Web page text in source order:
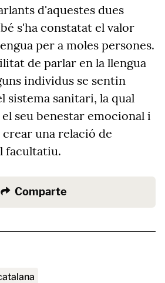
d'aquestes dues
s'ha constatat el valor
per a moles persones.
de parlar en la llengua
individus se sentin
sistema sanitari, la qual
seu benestar emocional i
una relació de
facultatiu.
Comparte